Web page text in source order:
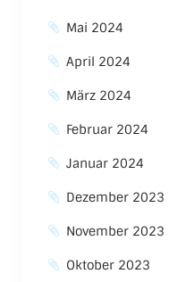
Mai 2024
April 2024
März 2024
Februar 2024
Januar 2024
Dezember 2023
November 2023
Oktober 2023